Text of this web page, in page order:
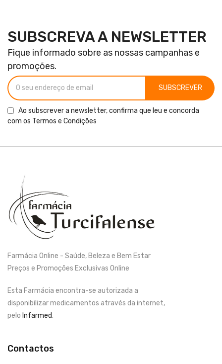
SUBSCREVA A NEWSLETTER
Fique informado sobre as nossas campanhas e
promoções.
SUBSCREVER
Ao subscrever a newsletter, confirma que leu e concorda
com os Termos e Condições
Farmácia Online - Saúde, Beleza e Bem Estar
Preços e Promoções Exclusivas Online
Esta Farmácia encontra-se autorizada a
disponibilizar medicamentos através da internet,
pelo Infarmed.
Contactos